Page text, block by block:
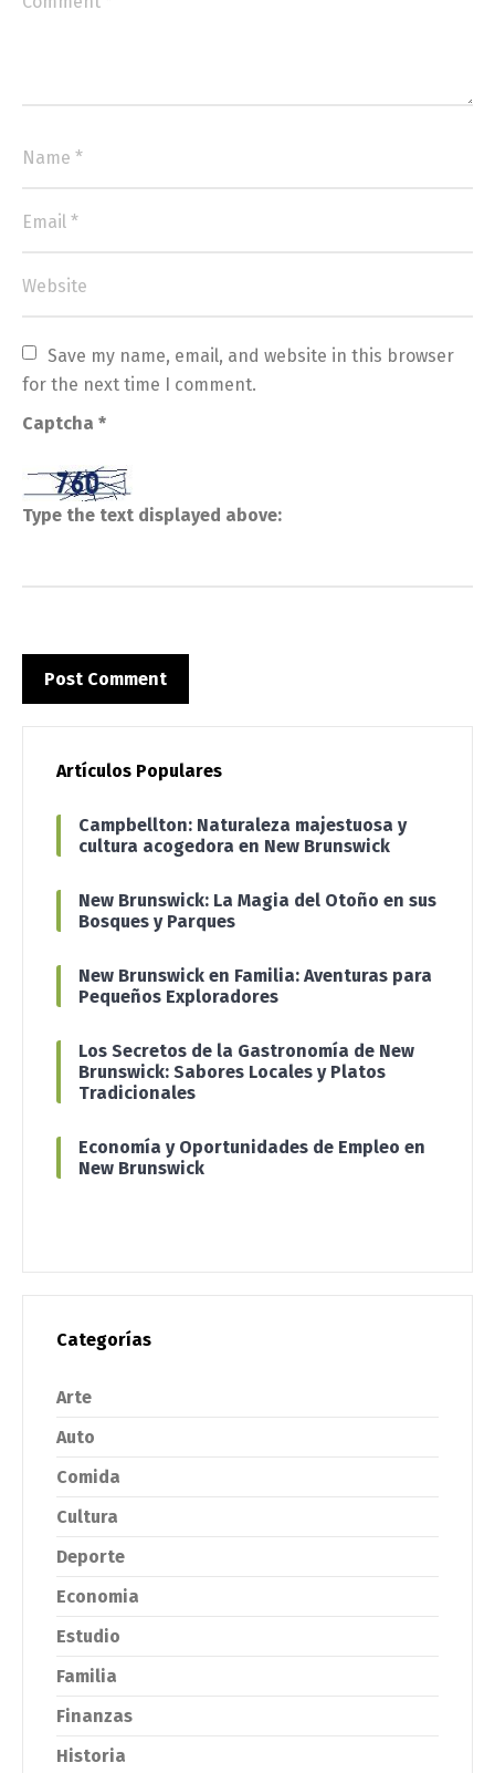
Save my name, email, and website in this browser
for the next time I comment.
Captcha *
Type the text displayed above:
Artículos Populares
Campbellton: Naturaleza majestuosa y
cultura acogedora en New Brunswick
New Brunswick: La Magia del Otoño en sus
Bosques y Parques
New Brunswick en Familia: Aventuras para
Pequeños Exploradores
Los Secretos de la Gastronomía de New
Brunswick: Sabores Locales y Platos
Tradicionales
Economía y Oportunidades de Empleo en
New Brunswick
Categorías
Arte
Auto
Comida
Cultura
Deporte
Economia
Estudio
Familia
Finanzas
Historia